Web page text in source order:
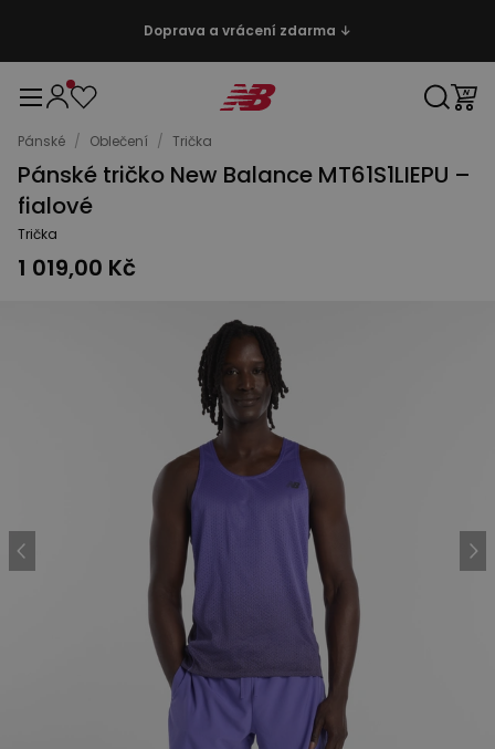
Doprava a vrácení zdarma ↓
Pánské / Oblečení / Trička
Pánské tričko New Balance MT61S1LIEPU –
fialové
Trička
1 019,00 Kč